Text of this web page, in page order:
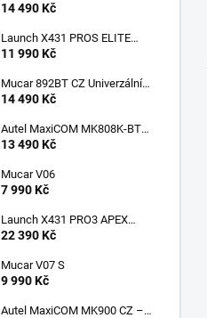
14 490 Kč
Launch X431 PROS ELITE
2026
11 990 Kč
Mucar 892BT CZ Univerzální
diagnostika , CAN-FD, DOIP
14 490 Kč
Autel MaxiCOM MK808K-BT
CZ
13 490 Kč
Mucar V06
7 990 Kč
Launch X431 PRO3 APEX
2026 CZ
22 390 Kč
Mucar V07 S
9 990 Kč
Autel MaxiCOM MK900 CZ –